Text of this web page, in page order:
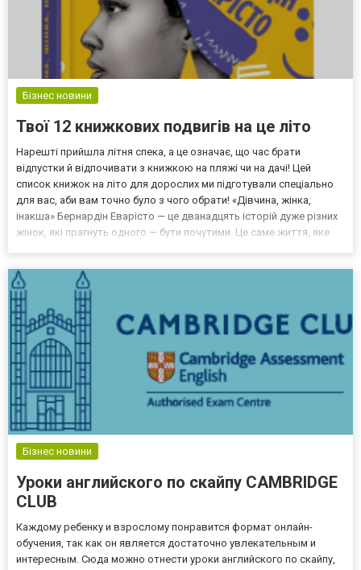
Бізнес новини
Твої 12 книжкових подвигів на це літо
Нарешті прийшла літня спека, а це означає, що час брати
відпустки й відпочивати з книжкою на пляжі чи на дачі! Цей
список книжок на літо для дорослих ми підготували спеціально
для вас, аби вам точно було з чого обрати! «Дівчина, жінка,
інакша» Бернардін Еварісто — це дванадцять історій дуже різних
жінок, які прагнуть одного — бути почутими. Це саме життя, яке
Бізнес новини
Уроки английского по скайпу CAMBRIDGE
CLUB
Каждому ребенку и взрослому понравится формат онлайн-
обучения, так как он является достаточно увлекательным и
интересным. Сюда можно отнести уроки английского по скайпу,